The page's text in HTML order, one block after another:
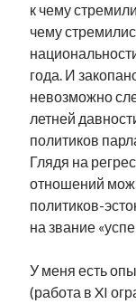
к чему
чему
года. И
невозможно
летней
политиков
Глядя на
отношений
политиков-
на звание
У меня есть
(работа в XI